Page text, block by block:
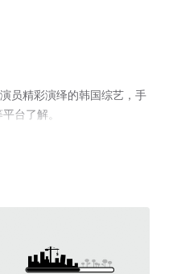
员精彩演绎的韩国综艺，手
台了解。